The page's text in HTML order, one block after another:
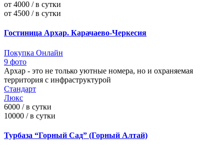
от 4000 / в сутки
от 4500 / в сутки
Гостиница Архар. Карачаево-Черкесия
Покупка Онлайн
9 фото
Архар - это не только уютные номера, но и охраняемая
территория с инфраструктурой
Стандарт
Люкс
6000 / в сутки
10000 / в сутки
Турбаза “Горный Сад” (Горный Алтай)